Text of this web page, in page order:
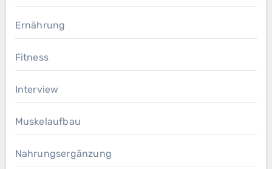
Ernährung
Fitness
Interview
Muskelaufbau
Nahrungsergänzung